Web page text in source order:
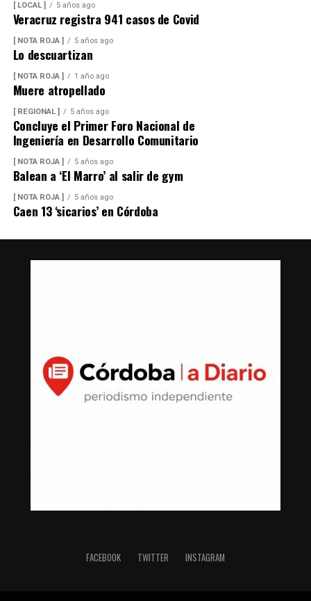
[ LOCAL ] 5 años ago
Veracruz registra 941 casos de Covid
[ NOTA ROJA ] 5 años ago
Lo descuartizan
[ NOTA ROJA ] 1 año ago
Muere atropellado
[ REGIONAL ] 5 años ago
Concluye el Primer Foro Nacional de
Ingeniería en Desarrollo Comunitario
[ NOTA ROJA ] 5 años ago
Balean a ‘El Marro’ al salir de gym
[ NOTA ROJA ] 5 años ago
Caen 13 ‘sicarios’ en Córdoba
FACEBOOK TWITTER INSTAGRAM